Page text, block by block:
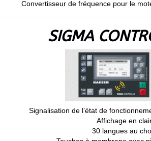
Convertisseur de fréquence pour le
SIGMA
Signalisation de l’état de
Affichage en
30 langues au